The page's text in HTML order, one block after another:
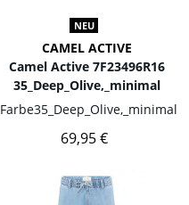
NEU
CAMEL ACTIVE
Camel Active 7F23496R16
35_Deep_Olive,_minimal
Farbe35_Deep_Olive,_minimal
69,95 €